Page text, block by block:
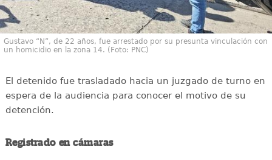
Gustavo “N”, de 22 años, fue arrestado por su presunta vinculación con
un homicidio en la zona 14. (Foto: PNC)
El detenido fue trasladado hacia un juzgado de turno en
espera de la audiencia para conocer el motivo de su
detención.
Registrado en cámaras